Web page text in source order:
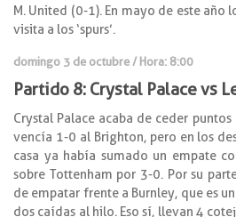
M. United (0-1). En mayo de este año
visita a los ‘spurs’.
domingo 3 de octubre / Hora: 8:00
Partido 8: Crystal Palace vs
Crystal Palace acaba de ceder
vencía 1-0 al Brighton, pero en los
casa ya había sumado un empate
sobre Tottenham por 3-0. Por su
de empatar frente a Burnley, que es
dos caídas al hilo. Eso sí, llevan 4